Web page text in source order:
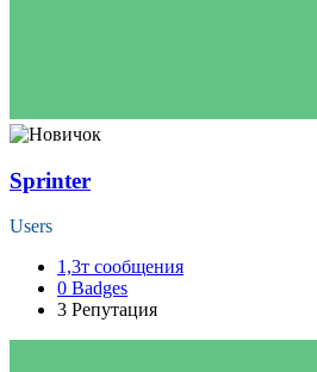
Sprinter
Users
1,3т сообщения
0 Badges
3 Репутация